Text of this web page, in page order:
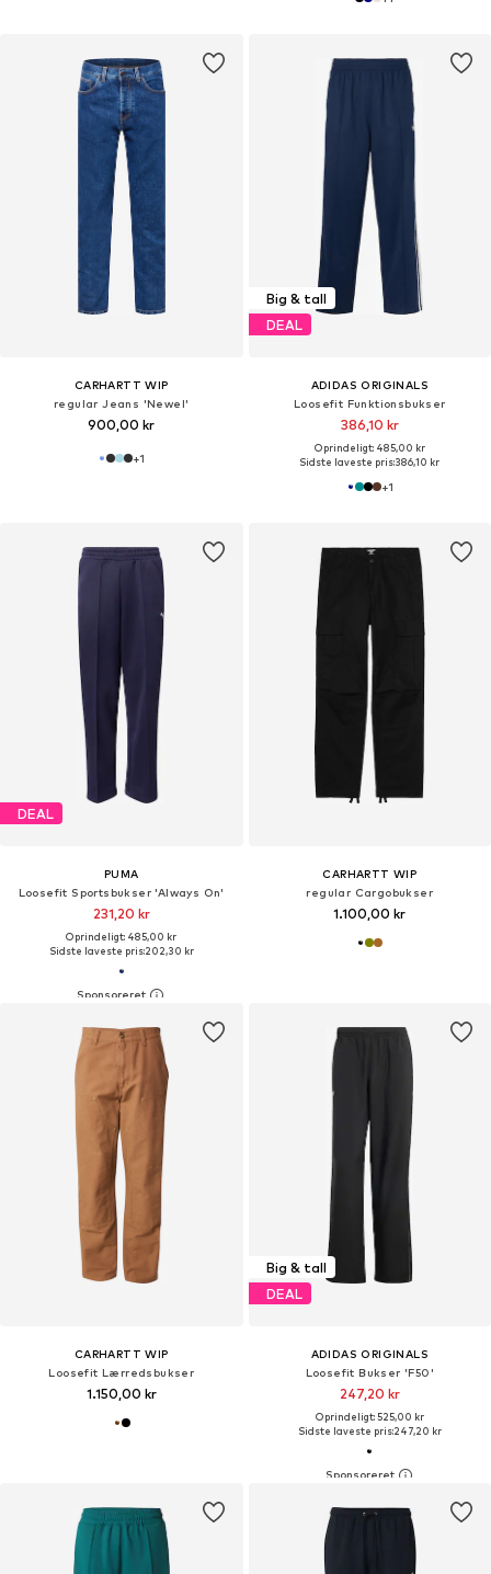
CARHARTT WIP
regular Jeans 'Newel'
900,00 kr
+1
Big & tall
DEAL
ADIDAS ORIGINALS
Loosefit Funktionsbukser
386,10 kr
Oprindeligt: 485,00 kr
Sidste laveste pris:386,10 kr
+1
DEAL
PUMA
Loosefit Sportsbukser 'Always On'
231,20 kr
Oprindeligt: 485,00 kr
Sidste laveste pris:202,30 kr
CARHARTT WIP
regular Cargobukser
1.100,00 kr
CARHARTT WIP
Loosefit Lærredsbukser
1.150,00 kr
Big & tall
DEAL
ADIDAS ORIGINALS
Loosefit Bukser 'F50'
247,20 kr
Oprindeligt: 525,00 kr
Sidste laveste pris:247,20 kr